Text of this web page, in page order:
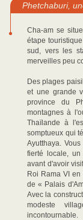
Phetchaburi,
Cha-am se
étape
sud, vers les
merveilles peu
Des plages
et une grande
province du
montagnes à
Thaïlande à
somptueux qui
Ayutthaya.
fierté locale,
avant d'avoir
Roi Rama VI
de « Palais
Avec la
modeste
incontournable.